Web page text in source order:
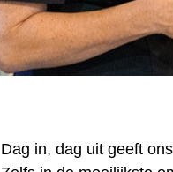
Dag in, dag uit geeft